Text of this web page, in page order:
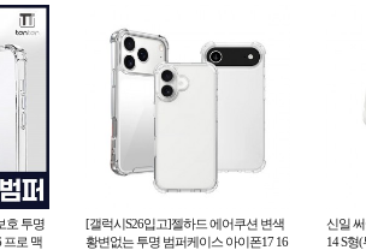
호 투명
프로 맥
[갤럭시S26입고]젤하드 에어쿠션 변색
황변없는 투명 범퍼케이스 아이폰17 16
신일
14 S형